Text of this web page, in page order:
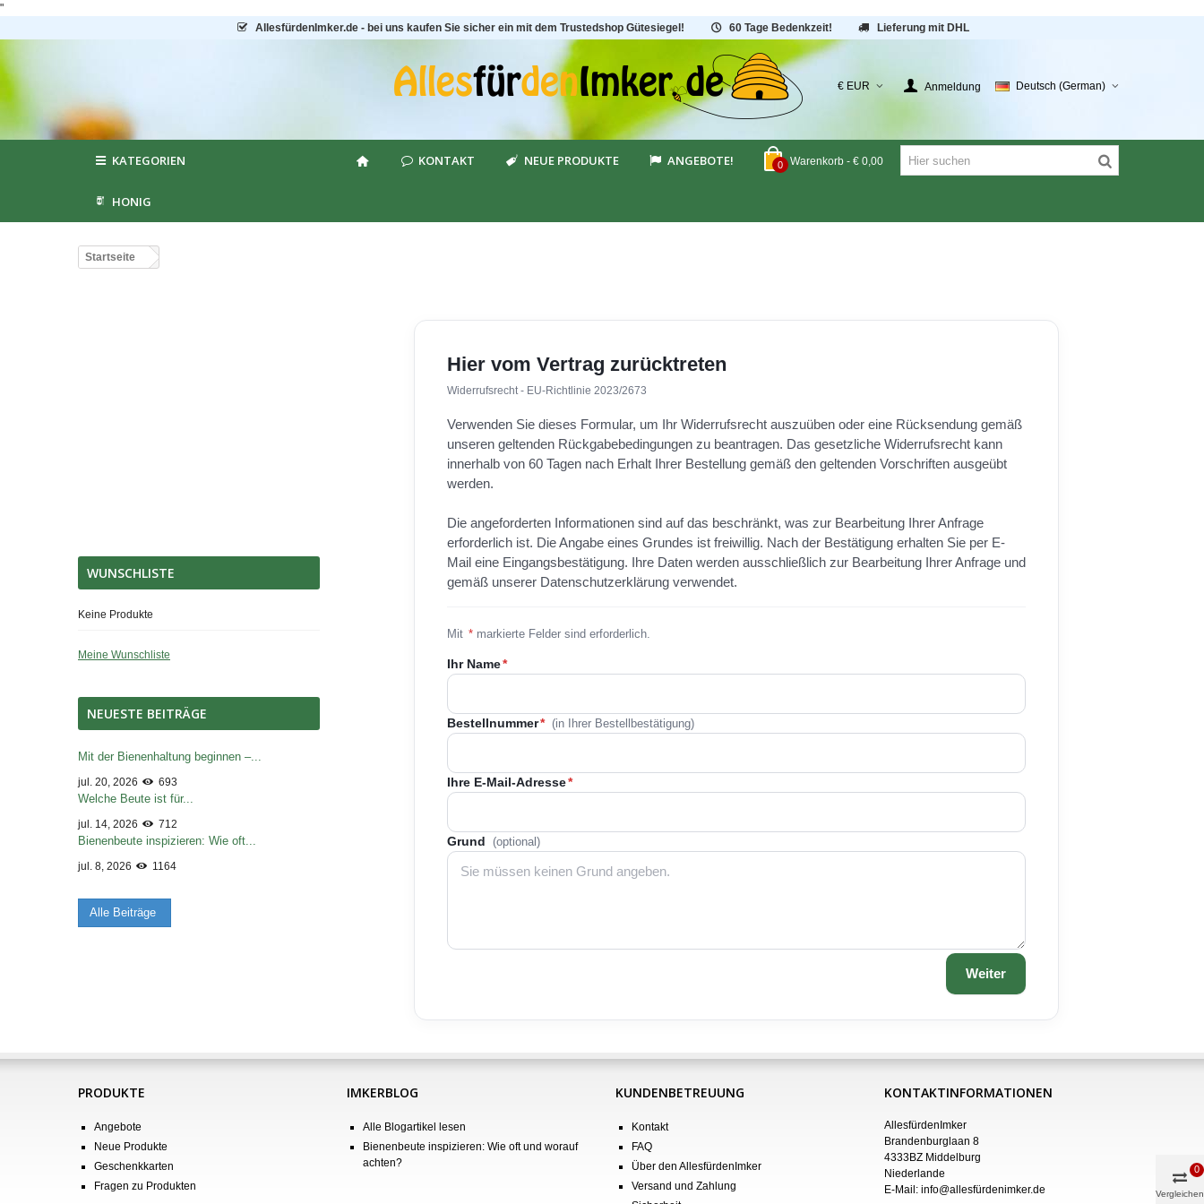
"
AllesfürdenImker.de - bei uns kaufen Sie sicher ein mit dem Trustedshop Gütesiegel!
60 Tage Bedenkzeit! Lieferung mit DHL
€ EUR Anmeldung Deutsch (German)
0 Warenkorb - € 0,00
KATEGORIEN KONTAKT NEUE PRODUKTE ANGEBOTE!
HONIG
Startseite
WUNSCHLISTE
Keine Produkte
Meine Wunschliste
NEUESTE BEITRÄGE
Mit der Bienenhaltung beginnen –...
jul. 20, 2026 693
Welche Beute ist für...
jul. 14, 2026 712
Bienenbeute inspizieren: Wie oft...
jul. 8, 2026 1164
Alle Beiträge
Hier vom Vertrag zurücktreten
Widerrufsrecht - EU-Richtlinie 2023/2673
Verwenden Sie dieses Formular, um Ihr Widerrufsrecht auszuüben oder eine Rücksendung gemäß
unseren geltenden Rückgabebedingungen zu beantragen. Das gesetzliche Widerrufsrecht kann
innerhalb von 60 Tagen nach Erhalt Ihrer Bestellung gemäß den geltenden Vorschriften ausgeübt
werden.
Die angeforderten Informationen sind auf das beschränkt, was zur Bearbeitung Ihrer Anfrage
erforderlich ist. Die Angabe eines Grundes ist freiwillig. Nach der Bestätigung erhalten Sie per E-
Mail eine Eingangsbestätigung. Ihre Daten werden ausschließlich zur Bearbeitung Ihrer Anfrage und
gemäß unserer Datenschutzerklärung verwendet.
Mit * markierte Felder sind erforderlich.
Ihr Name*
Bestellnummer* (in Ihrer Bestellbestätigung)
Ihre E-Mail-Adresse*
Grund (optional)
Weiter
PRODUKTE
Angebote
Neue Produkte
Geschenkkarten
Fragen zu Produkten
IMKERBLOG
Alle Blogartikel lesen
Bienenbeute inspizieren: Wie oft und worauf
achten?
KUNDENBETREUUNG
Kontakt
FAQ
Über den AllesfürdenImker
Versand und Zahlung
KONTAKTINFORMATIONEN
AllesfürdenImker
Brandenburglaan 8
4333BZ Middelburg
Niederlande
E-Mail: info@allesfürdenimker.de Vergleichen
0